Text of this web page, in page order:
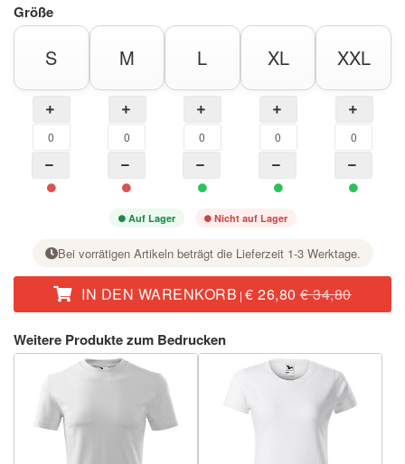
Größe
S M L XL XXL
Auf Lager Nicht auf Lager
Bei vorrätigen Artikeln beträgt die Lieferzeit 1-3 Werktage.
IN DEN WARENKORB |€ 26,80€ 34,80
Weitere Produkte zum Bedrucken